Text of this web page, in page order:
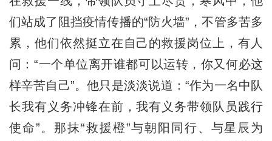
们站成了阻挡疫情传播的“防火墙”，不管多苦多
累，他们依然挺立在自己的救援岗位上，有人
问：“一个单位离开谁都可以运转，你又何必这
样辛苦自己”。他只是淡淡说道：“作为一名中队
长我有义务冲锋在前，我有义务带领队员践行
使命”。那抹“救援橙”与朝阳同行、与星辰为